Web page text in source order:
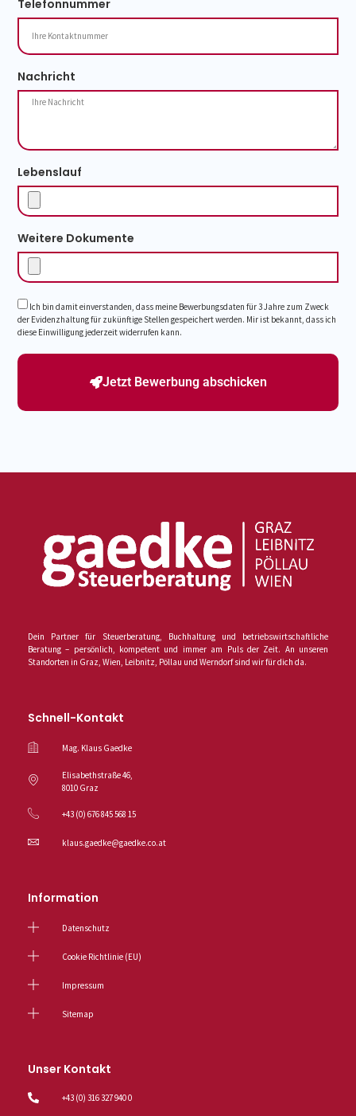
Telefonnummer
Nachricht
Lebenslauf
Weitere Dokumente
Ich bin damit einverstanden, dass meine Bewerbungsdaten für 3 Jahre zum Zweck
der Evidenzhaltung für zukünftige Stellen gespeichert werden. Mir ist bekannt, dass ich
diese Einwilligung jederzeit widerrufen kann.
Jetzt Bewerbung abschicken
Dein Partner für Steuerberatung, Buchhaltung und betriebswirtschaftliche
Beratung – persönlich, kompetent und immer am Puls der Zeit. An unseren
Standorten in Graz, Wien, Leibnitz, Pöllau und Werndorf sind wir für dich da.
Schnell-Kontakt
Mag. Klaus Gaedke
Elisabethstraße 46,
8010 Graz
+43 (0) 676 845 568 15
klaus.gaedke@gaedke.co.at
Information
Datenschutz
Cookie Richtlinie (EU)
Impressum
Sitemap
Unser Kontakt
+43 (0) 316 327 940 0